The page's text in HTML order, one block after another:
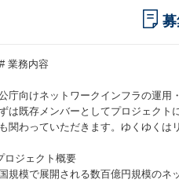
業務内容
庁向けネットワークインフラの運用
は既存メンバーとしてプロジェク
関わっていただきます。ゆくゆくは
ロジェクト概要
規模で展開される数百億円規模のネ